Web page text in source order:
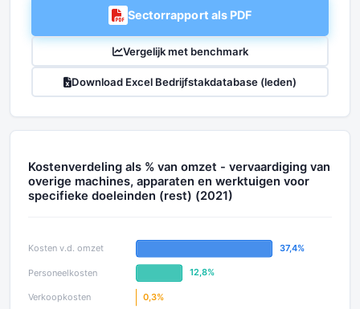
Sectorrapport als PDF
Vergelijk met benchmark
Download Excel Bedrijfstakdatabase (leden)
Kostenverdeling als % van omzet - vervaardiging van
overige machines, apparaten en werktuigen voor
specifieke doeleinden (rest) (2021)